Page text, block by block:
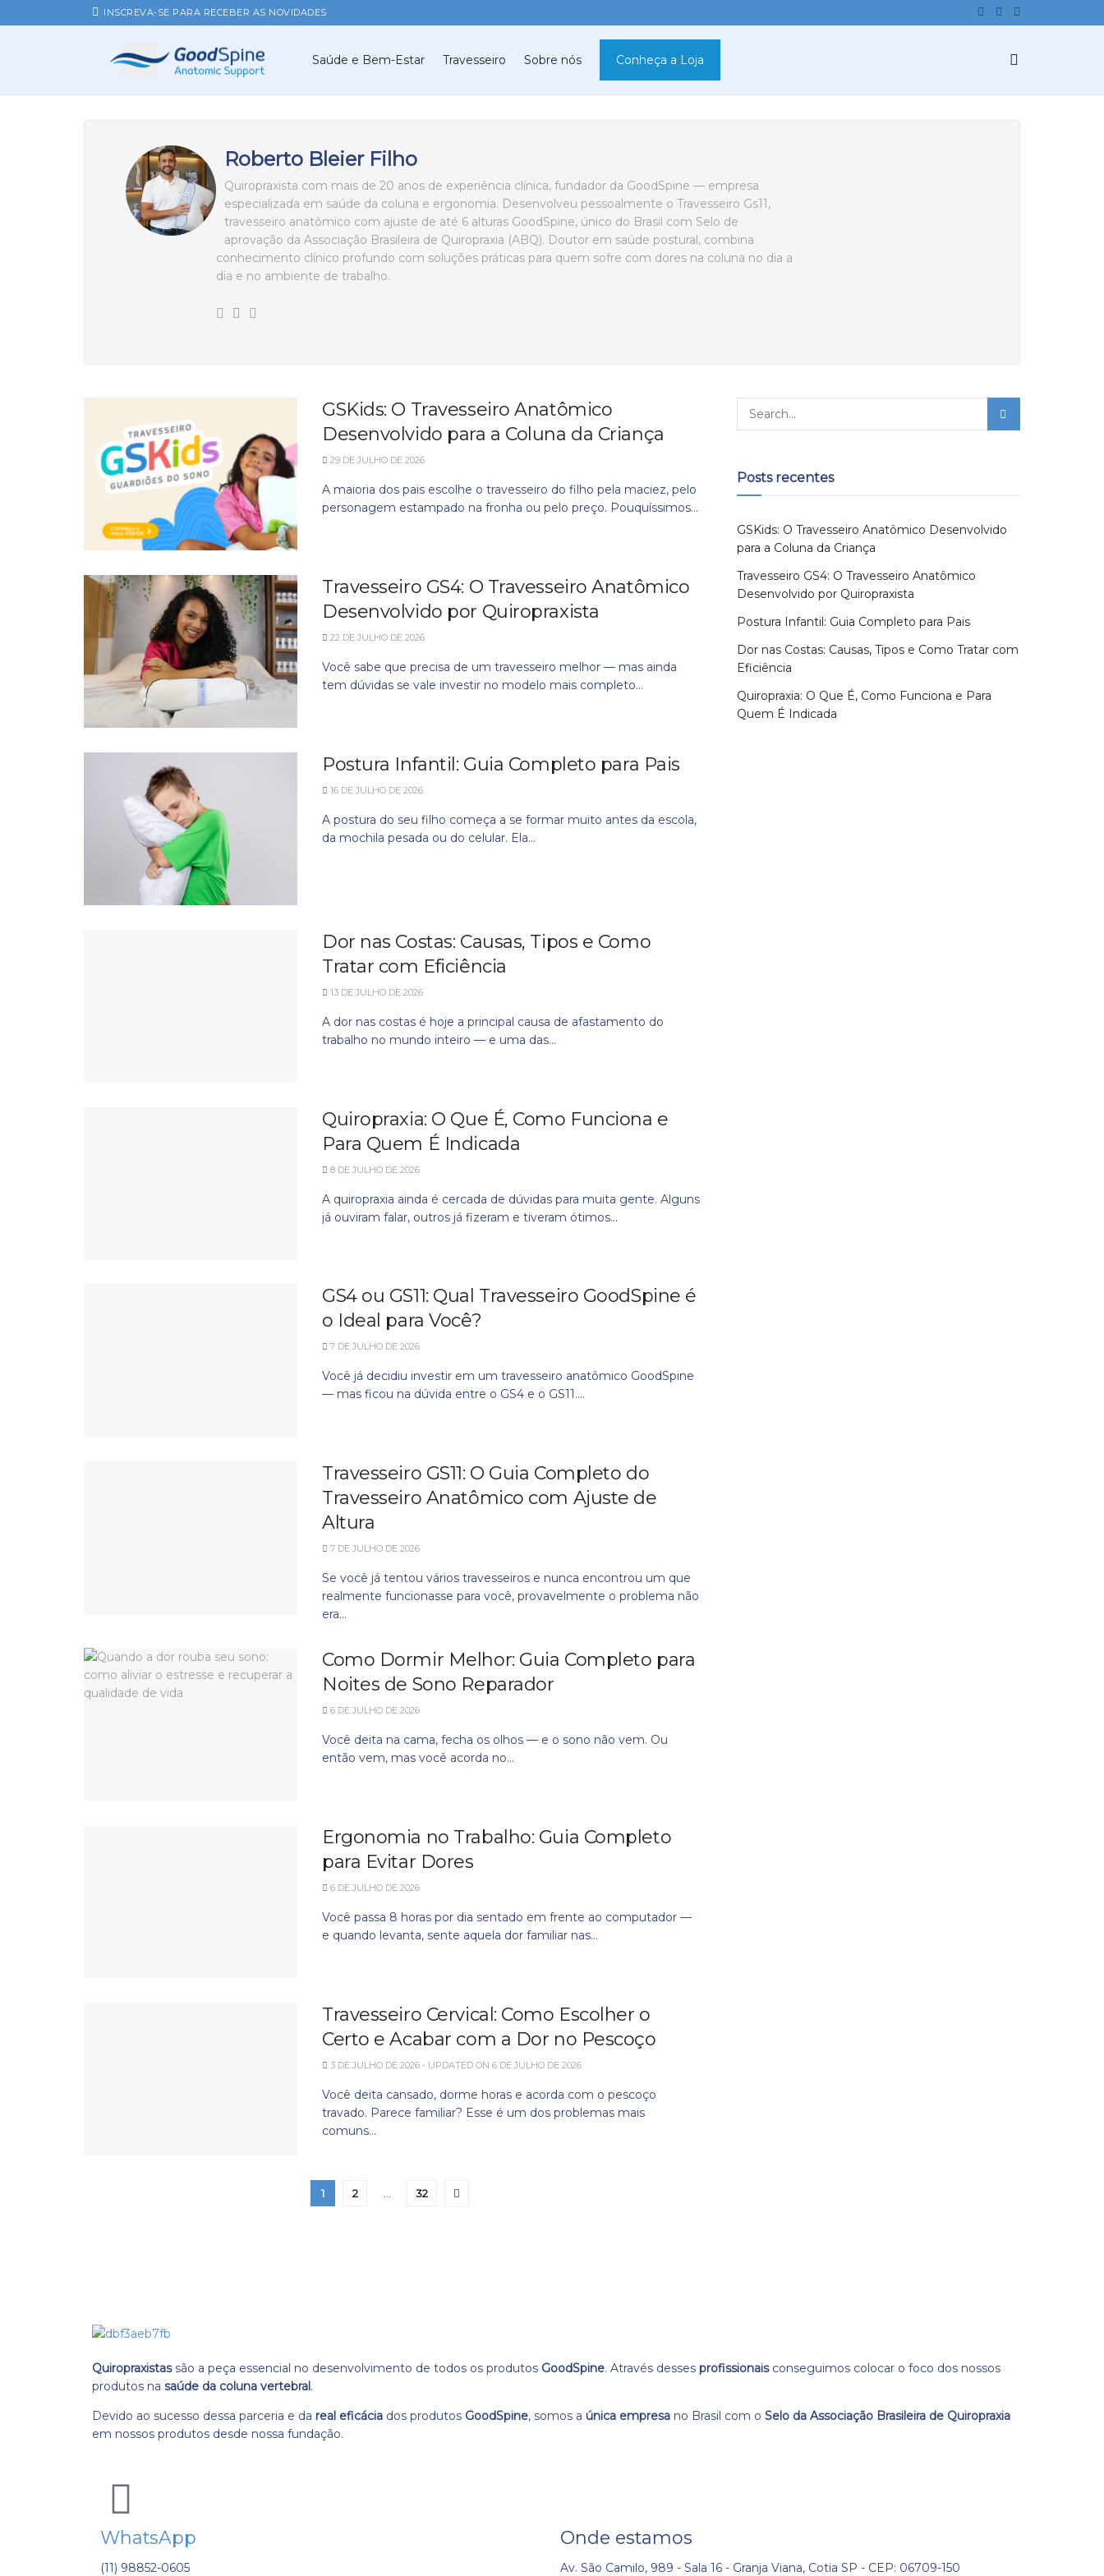
INSCREVA-SE PARA RECEBER AS NOVIDADES
Saúde e Bem-Estar Travesseiro Sobre nós Conheça a Loja
Roberto Bleier Filho
Quiropraxista com mais de 20 anos de experiência clínica, fundador da GoodSpine — empresa
especializada em saúde da coluna e ergonomia. Desenvolveu pessoalmente o Travesseiro Gs11,
travesseiro anatômico com ajuste de até 6 alturas GoodSpine, único do Brasil com Selo de
aprovação da Associação Brasileira de Quiropraxia (ABQ). Doutor em saúde postural, combina
conhecimento clínico profundo com soluções práticas para quem sofre com dores na coluna no dia a
dia e no ambiente de trabalho.
GSKids: O Travesseiro Anatômico
Desenvolvido para a Coluna da Criança
29 DE JULHO DE 2026
A maioria dos pais escolhe o travesseiro do filho pela maciez, pelo
personagem estampado na fronha ou pelo preço. Pouquíssimos...
Travesseiro GS4: O Travesseiro Anatômico
Desenvolvido por Quiropraxista
22 DE JULHO DE 2026
Você sabe que precisa de um travesseiro melhor — mas ainda
tem dúvidas se vale investir no modelo mais completo...
Postura Infantil: Guia Completo para Pais
16 DE JULHO DE 2026
A postura do seu filho começa a se formar muito antes da escola,
da mochila pesada ou do celular. Ela...
Dor nas Costas: Causas, Tipos e Como
Tratar com Eficiência
13 DE JULHO DE 2026
A dor nas costas é hoje a principal causa de afastamento do
trabalho no mundo inteiro — e uma das...
Quiropraxia: O Que É, Como Funciona e
Para Quem É Indicada
8 DE JULHO DE 2026
A quiropraxia ainda é cercada de dúvidas para muita gente. Alguns
já ouviram falar, outros já fizeram e tiveram ótimos...
GS4 ou GS11: Qual Travesseiro GoodSpine é
o Ideal para Você?
7 DE JULHO DE 2026
Você já decidiu investir em um travesseiro anatômico GoodSpine
— mas ficou na dúvida entre o GS4 e o GS11....
Travesseiro GS11: O Guia Completo do
Travesseiro Anatômico com Ajuste de
Altura
7 DE JULHO DE 2026
Se você já tentou vários travesseiros e nunca encontrou um que
realmente funcionasse para você, provavelmente o problema não
era...
Como Dormir Melhor: Guia Completo para
Noites de Sono Reparador
6 DE JULHO DE 2026
Você deita na cama, fecha os olhos — e o sono não vem. Ou
então vem, mas você acorda no...
Ergonomia no Trabalho: Guia Completo
para Evitar Dores
6 DE JULHO DE 2026
Você passa 8 horas por dia sentado em frente ao computador —
e quando levanta, sente aquela dor familiar nas...
Travesseiro Cervical: Como Escolher o
Certo e Acabar com a Dor no Pescoço
3 DE JULHO DE 2026 - UPDATED ON 6 DE JULHO DE 2026
Você deita cansado, dorme horas e acorda com o pescoço
travado. Parece familiar? Esse é um dos problemas mais
comuns...
1 2 32
Posts recentes
GSKids: O Travesseiro Anatômico Desenvolvido
para a Coluna da Criança
Travesseiro GS4: O Travesseiro Anatômico
Desenvolvido por Quiropraxista
Postura Infantil: Guia Completo para Pais
Dor nas Costas: Causas, Tipos e Como Tratar com
Eficiência
Quiropraxia: O Que É, Como Funciona e Para
Quem É Indicada
Quiropraxistassão a peça essencial no desenvolvimento de todos os produtos GoodSpine. Através desses profissionaisconseguimos colocar o foco dos nossos
produtos na saúde da coluna vertebral .
Devido ao sucesso dessa parceria e da real eficácia dos produtos GoodSpine, somos a única empresa no Brasil com o Selo da Associação Brasileira de Quiropraxia
em nossos produtos desde nossa fundação.
WhatsApp
(11) 98852-0605
Onde estamos
Av. São Camilo, 989 - Sala 16 - Granja Viana, Cotia SP - CEP: 06709-150